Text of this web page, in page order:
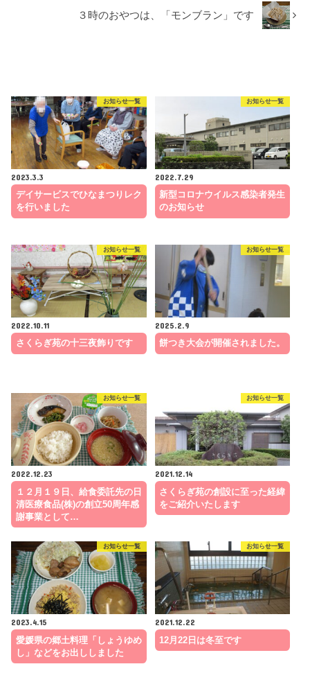
３時のおやつは、「モンブラン」です
お知らせ一覧
2023.3.3
デイサービスでひなまつりレク
を行いました
お知らせ一覧
2022.7.29
新型コロナウイルス感染者発生
のお知らせ
お知らせ一覧
2022.10.11
さくらぎ苑の十三夜飾りです
お知らせ一覧
2025.2.9
餅つき大会が開催されました。
お知らせ一覧
2022.12.23
１２月１９日、給食委託先の日
清医療食品(株)の創立50周年感
謝事業として…
お知らせ一覧
2021.12.14
さくらぎ苑の創設に至った経緯
をご紹介いたします
お知らせ一覧
2023.4.15
愛媛県の郷土料理「しょうゆめ
し」などをお出ししました
お知らせ一覧
2021.12.22
12月22日は冬至です